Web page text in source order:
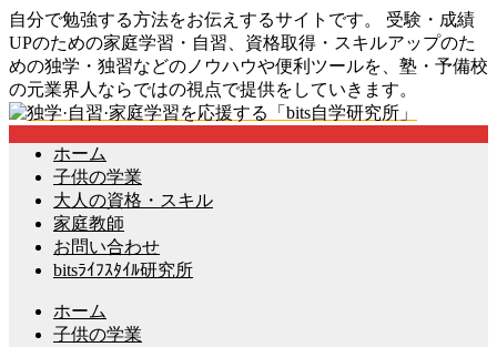
自分で勉強する方法をお伝えするサイトです。 受験・成績
UPのための家庭学習・自習、資格取得・スキルアップのた
めの独学・独習などのノウハウや便利ツールを、塾・予備校
の元業界人ならではの視点で提供をしていきます。
ホーム
子供の学業
大人の資格・スキル
家庭教師
お問い合わせ
bitsﾗｲﾌｽﾀｲﾙ研究所
ホーム
子供の学業